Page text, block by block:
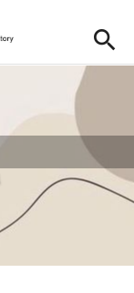
Open